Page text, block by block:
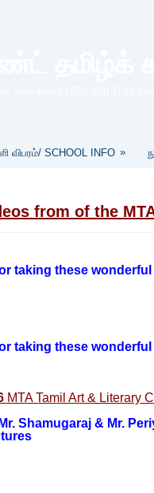
விபரம்/ SCHOOL INFO »
from of the
taking these
taking these
MTA Tamil Art & Literary
Shamugaraj & Mr.